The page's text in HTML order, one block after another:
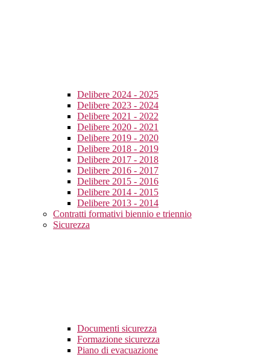
Delibere 2024 - 2025
Delibere 2023 - 2024
Delibere 2021 - 2022
Delibere 2020 - 2021
Delibere 2019 - 2020
Delibere 2018 - 2019
Delibere 2017 - 2018
Delibere 2016 - 2017
Delibere 2015 - 2016
Delibere 2014 - 2015
Delibere 2013 - 2014
Contratti formativi biennio e triennio
Sicurezza
Documenti sicurezza
Formazione sicurezza
Piano di evacuazione